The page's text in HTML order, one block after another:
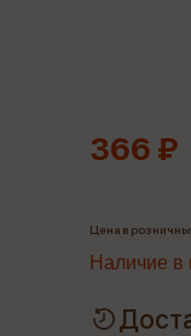
366 ₽
Цена в
Наличие в